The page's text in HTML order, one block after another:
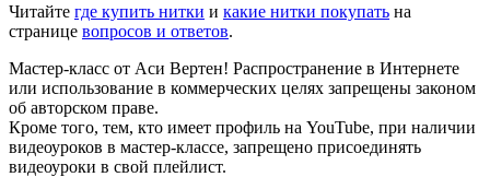
Читайте где купить нитки и какие нитки покупать на
странице вопросов и ответов.
Мастер-класс от Аси Вертен! Распространение в Интернете
или использование в коммерческих целях запрещены законом
об авторском праве.
Кроме того, тем, кто имеет профиль на YouTube, при наличии
видеоуроков в мастер-классе, запрещено присоединять
видеоуроки в свой плейлист.